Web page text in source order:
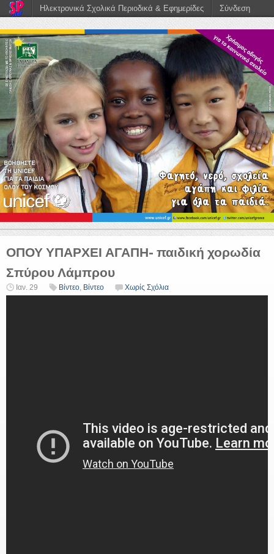
ΟΠΟΥ ΥΠΑΡΧΕΙ ΑΓΑΠΗ- παιδική χορωδία
Σπύρου Λάμπρου
Ιαν. 29 Βίντεο, Βίντεο Χωρίς Σχόλια
Ηλεκτρονικά Σχολικά Περιοδικά & Εφημερίδες Σύνδεση